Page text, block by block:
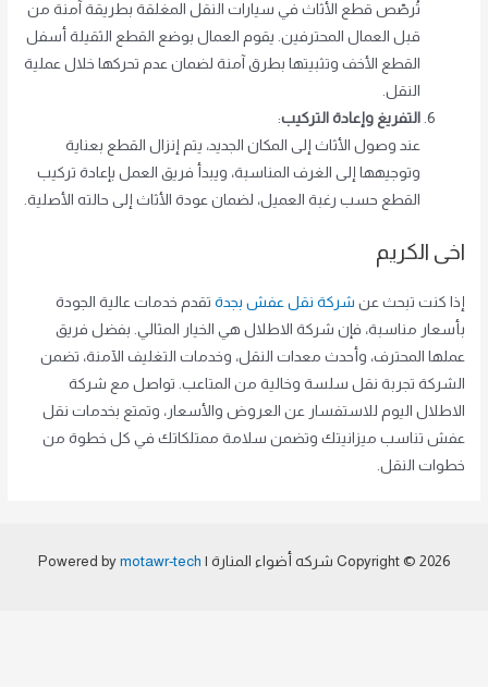
تُرصّص قطع الأثاث في سيارات النقل المغلقة بطريقة آمنة من
قبل العمال المحترفين. يقوم العمال بوضع القطع الثقيلة أسفل
القطع الأخف وتثبيتها بطرق آمنة لضمان عدم تحركها خلال عملية
النقل.
التفريغ وإعادة التركيب:
عند وصول الأثاث إلى المكان الجديد، يتم إنزال القطع بعناية
وتوجيهها إلى الغرف المناسبة، ويبدأ فريق العمل بإعادة تركيب
القطع حسب رغبة العميل، لضمان عودة الأثاث إلى حالته الأصلية.
اخى الكريم
إذا كنت تبحث عنشركة نقل عفش بجدةتقدم خدمات عالية الجودة
بأسعار مناسبة، فإن شركة الاطلال هي الخيار المثالي. بفضل فريق
عملها المحترف، وأحدث معدات النقل، وخدمات التغليف الآمنة، تضمن
الشركة تجربة نقل سلسة وخالية من المتاعب. تواصل مع شركة
الاطلال اليوم للاستفسار عن العروض والأسعار، وتمتع بخدمات نقل
عفش تناسب ميزانيتك وتضمن سلامة ممتلكاتك في كل خطوة من
خطوات النقل.
Copyright © 2026 شركه أضواء المنارة | Powered by motawr-tech